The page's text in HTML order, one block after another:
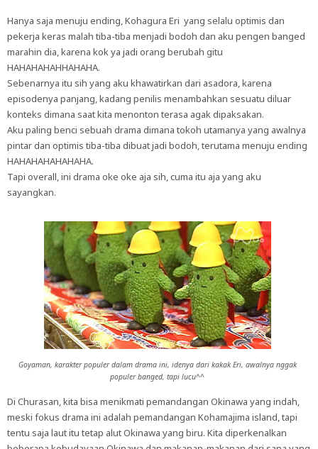
Hanya saja menuju ending, Kohagura Eri yang selalu optimis dan
pekerja keras malah tiba-tiba menjadi bodoh dan aku pengen banged
marahin dia, karena kok ya jadi orang berubah gitu
HAHAHAHAHHAHAHA.
Sebenarnya itu sih yang aku khawatirkan dari asadora, karena
episodenya panjang, kadang penilis menambahkan sesuatu diluar
konteks dimana saat kita menonton terasa agak dipaksakan.
Aku paling benci sebuah drama dimana tokoh utamanya yang awalnya
pintar dan optimis tiba-tiba dibuat jadi bodoh, terutama menuju ending
HAHAHAHAHAHAHA.
Tapi overall, ini drama oke oke aja sih, cuma itu aja yang aku
sayangkan.
Goyaman, karakter populer dalam drama ini, idenya dari kakak Eri, awalnya nggak
populer banged, tapi lucu^^
Di Churasan, kita bisa menikmati pemandangan Okinawa yang indah,
meski fokus drama ini adalah pemandangan Kohamajima island, tapi
tentu saja laut itu tetap alut Okinawa yang biru. Kita diperkenalkan